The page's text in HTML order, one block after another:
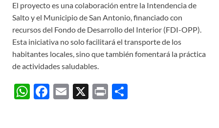
El proyecto es una colaboración entre la Intendencia de
Salto y el Municipio de San Antonio, financiado con
recursos del Fondo de Desarrollo del Interior (FDI-OPP).
Esta iniciativa no solo facilitará el transporte de los
habitantes locales, sino que también fomentará la práctica
de actividades saludables.
W F
E
X
P